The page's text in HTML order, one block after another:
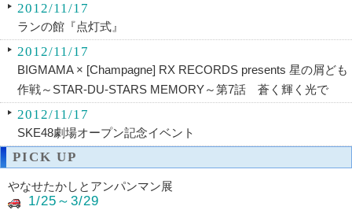
2012/11/17
ランの館『点灯式』
2012/11/17
BIGMAMA × [Champagne] RX RECORDS presents 星の屑ども
作戦～STAR-DU-STARS MEMORY～第7話 蒼く輝く光で
2012/11/17
SKE48劇場オープン記念イベント
PICK UP
やなせたかしとアンパンマン展
1/25～3/29